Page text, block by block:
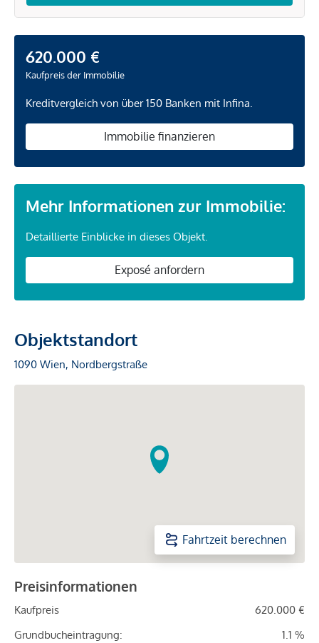
620.000 €
Kaufpreis der Immobilie
Kreditvergleich von über 150 Banken mit Infina.
Immobilie finanzieren
Mehr Informationen zur Immobilie:
Detaillierte Einblicke in dieses Objekt.
Exposé anfordern
Objektstandort
1090 Wien, Nordbergstraße
Fahrtzeit berechnen
Preisinformationen
Kaufpreis
620.000 €
Grundbucheintragung:
1.1 %